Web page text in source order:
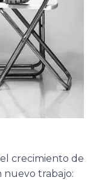
crecimiento de
nuevo trabajo: